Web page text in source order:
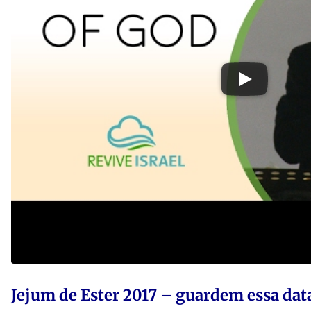
Jejum de Ester 2017 – guardem essa